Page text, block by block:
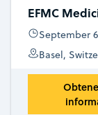
EFMC
September
Basel,